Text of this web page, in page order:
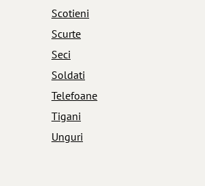
Scotieni
Scurte
Seci
Soldati
Telefoane
Tigani
Unguri